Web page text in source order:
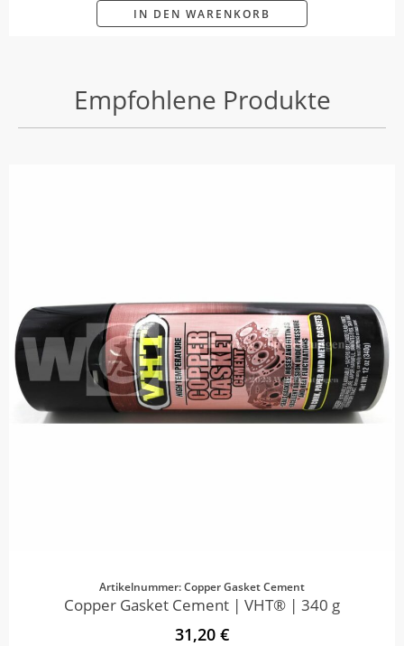
IN DEN WARENKORB
Empfohlene Produkte
Artikelnummer: Copper Gasket Cement
Copper Gasket Cement | VHT® | 340 g
31,20 €